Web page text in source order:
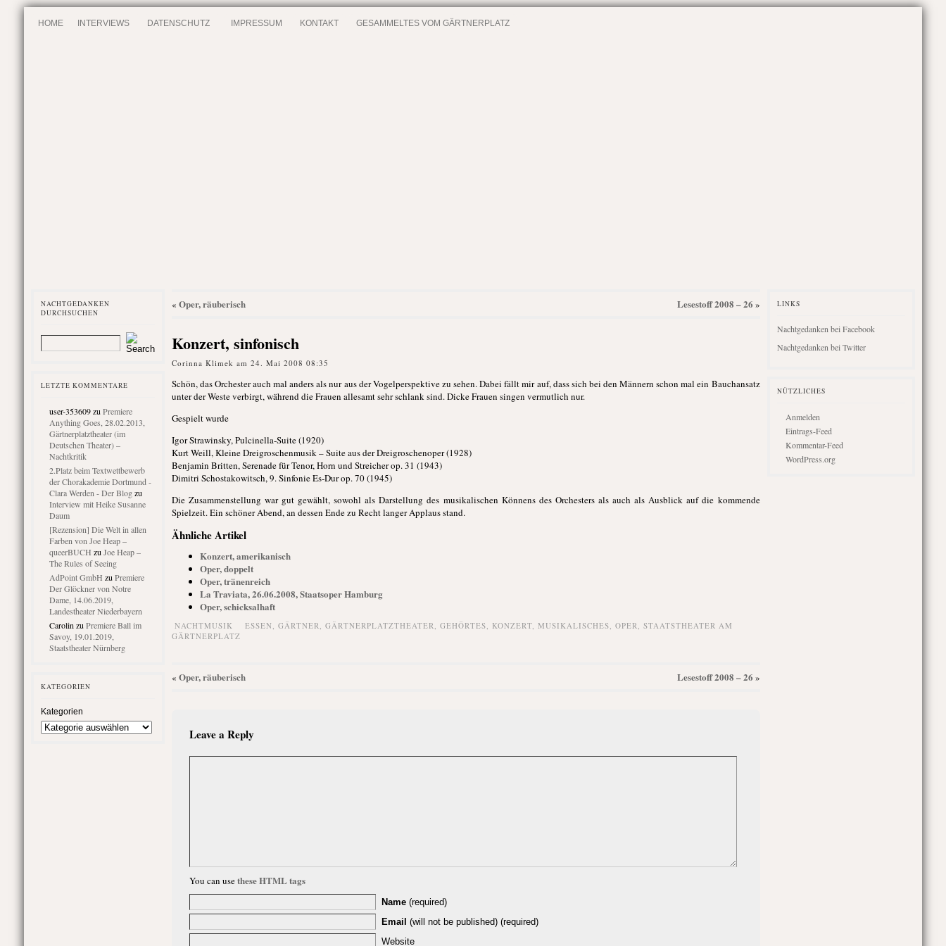
HOME INTERVIEWS DATENSCHUTZ IMPRESSUM KONTAKT GESAMMELTES VOM GÄRTNERPLATZ
NACHTGEDANKEN
DURCHSUCHEN
LETZTE KOMMENTARE
user-353609zu Premiere
Anything Goes, 28.02.2013,
Gärtnerplatztheater (im
Deutschen Theater) –
Nachtkritik
2.Platz beim Textwettbewerb
der Chorakademie Dortmund -
Clara Werden - Der Blogzu
Interview mit Heike Susanne
Daum
[Rezension] Die Welt in allen
Farben von Joe Heap –
queerBUCH zu Joe Heap –
The Rules of Seeing
AdPoint GmbH zu Premiere
Der Glöckner von Notre
Dame, 14.06.2019,
Landestheater Niederbayern
Carolin zu Premiere Ball im
Savoy, 19.01.2019,
Staatstheater Nürnberg
KATEGORIEN
Kategorien
« Oper, räuberisch Lesestoff 2008 – 26 »
Konzert, sinfonisch
Corinna Klimek am 24. Mai 2008 08:35
Schön, das Orchester auch mal anders als nur aus der Vogelperspektive zu sehen. Dabei fällt mir auf, dass sich bei den Männern schon mal ein Bauchansatz
unter der Weste verbirgt, während die Frauen allesamt sehr schlank sind. Dicke Frauen singen vermutlich nur.
Gespielt wurde
Igor Strawinsky, Pulcinella-Suite (1920)
Kurt Weill, Kleine Dreigroschenmusik – Suite aus der Dreigroschenoper (1928)
Benjamin Britten, Serenade für Tenor, Horn und Streicher op. 31 (1943)
Dimitri Schostakowitsch, 9. Sinfonie Es-Dur op. 70 (1945)
Die Zusammenstellung war gut gewählt, sowohl als Darstellung des musikalischen Könnens des Orchesters als auch als Ausblick auf die kommende
Spielzeit. Ein schöner Abend, an dessen Ende zu Recht langer Applaus stand.
Ähnliche Artikel
Konzert, amerikanisch
Oper, doppelt
Oper, tränenreich
La Traviata, 26.06.2008, Staatsoper Hamburg
Oper, schicksalhaft
NACHTMUSIK ESSEN, GÄRTNER, GÄRTNERPLATZTHEATER, GEHÖRTES, KONZERT, MUSIKALISCHES, OPER, STAATSTHEATER AM
GÄRTNERPLATZ
« Oper, räuberisch Lesestoff 2008 – 26 »
Leave a Reply
You can usethese HTML tags
Name (required)
Email (will not be published) (required)
Website
LINKS
Nachtgedanken bei Facebook
Nachtgedanken bei Twitter
NÜTZLICHES
Anmelden
Eintrags-Feed
Kommentar-Feed
WordPress.org